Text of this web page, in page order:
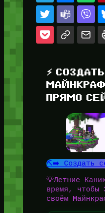
⚡
ПРЯМО
⛏️➡️ Создать
💡Летние
время, чтобы
своём